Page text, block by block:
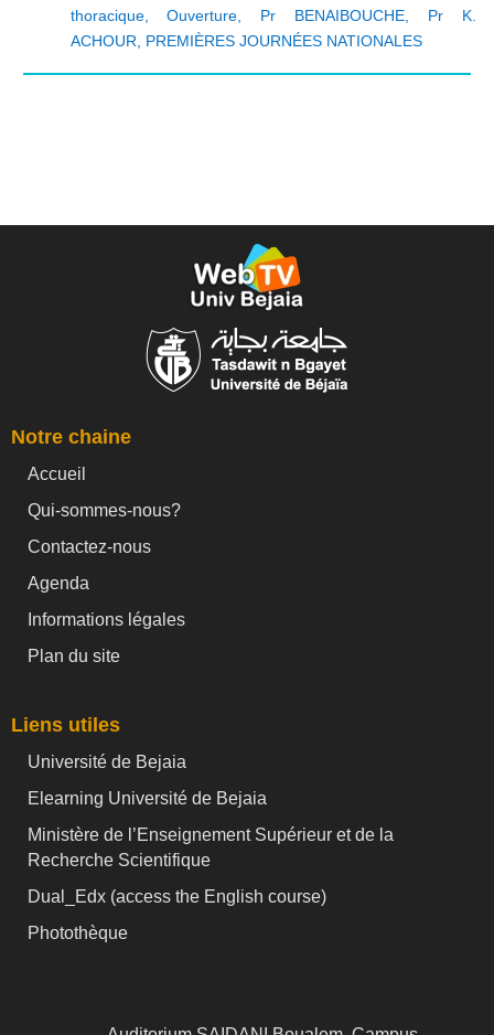
thoracique,Ouverture Pr BENAIBOUCHE, Pr K.
ACHOUR
PREMIÈRES JOURNÉES NATIONALES
Notre chaine
Accueil
Qui-sommes-nous?
Contactez-nous
Agenda
Informations légales
Plan du site
Liens utiles
Université de Bejaia
Elearning Université de Bejaia
Ministère de l’Enseignement Supérieur et de la
Recherche Scientifique
Dual_Edx (access the English course)
Photothèque